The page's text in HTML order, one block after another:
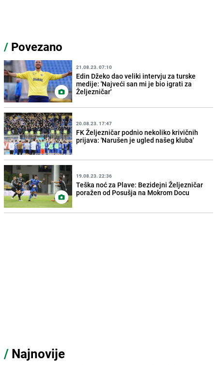
/ Povezano
21.08.23. 07:10
Edin Džeko dao veliki intervju za turske
medije: 'Najveći san mi je bio igrati za
Željezničar'
20.08.23. 17:47
FK Željezničar podnio nekoliko krivičnih
prijava: 'Narušen je ugled našeg kluba'
19.08.23. 22:36
Teška noć za Plave: Bezidejni Željezničar
poražen od Posušja na Mokrom Docu
/ Najnovije